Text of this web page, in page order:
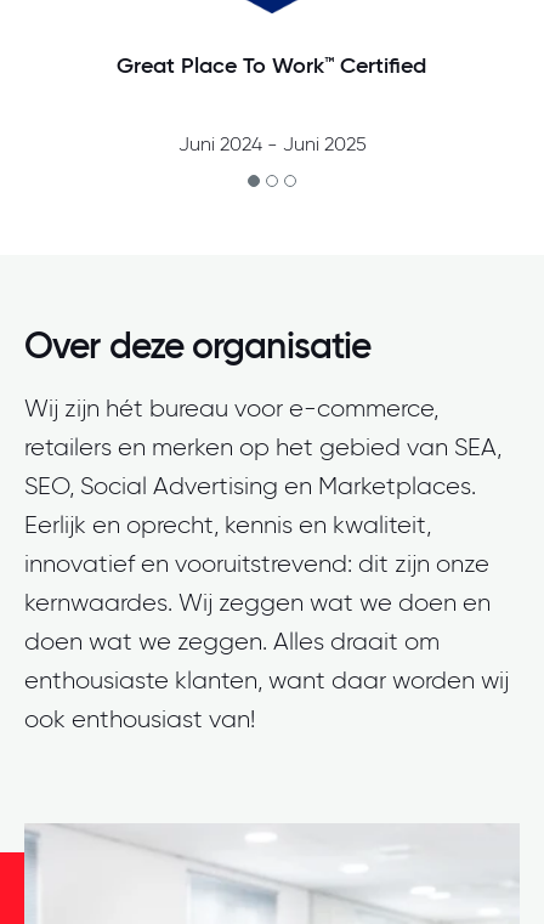
Great Place To Work™ Certified
Juni 2024 - Juni 2025
Over deze organisatie
Wij zijn hét bureau voor e-commerce,
retailers en merken op het gebied van SEA,
SEO, Social Advertising en Marketplaces.
Eerlijk en oprecht, kennis en kwaliteit,
innovatief en vooruitstrevend: dit zijn onze
kernwaardes. Wij zeggen wat we doen en
doen wat we zeggen. Alles draait om
enthousiaste klanten, want daar worden wij
ook enthousiast van!